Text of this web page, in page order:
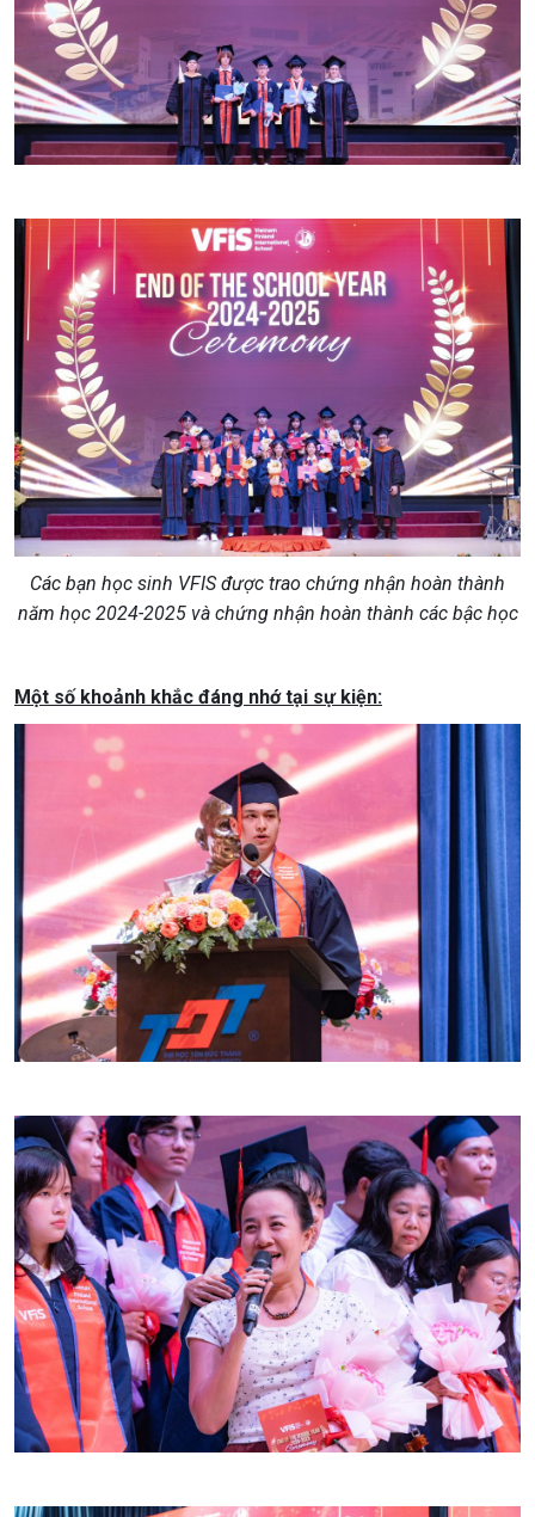
Các bạn học sinh VFIS được trao chứng nhận hoàn thành
năm học 2024-2025 và chứng nhận hoàn thành các bậc học
Một số khoảnh khắc đáng nhớ tại sự kiện: